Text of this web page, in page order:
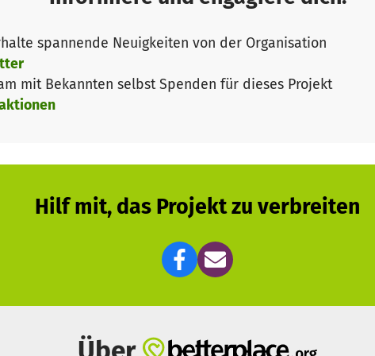
Engagement von der anfänglichen Begleitung
es die Hilfe bei der Wohnungssuche, beim Job oder
spannende Neuigkeiten von der Organisation
mit Bekannten selbst Spenden für dieses Projekt
Hilf mit, das Projekt zu verbreiten